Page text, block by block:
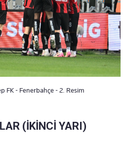
FK - Fenerbahçe - 2. Resim
(İKİNCİ YARI)